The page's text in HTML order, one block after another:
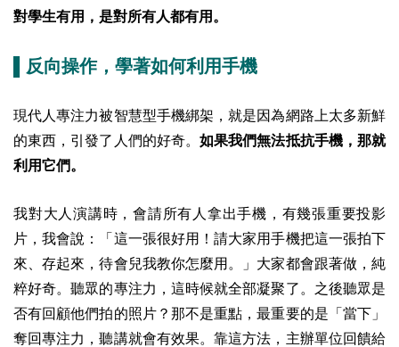
對學生有用，是對所有人都有用。
▌反向操作，學著如何利用手機
現代人專注力被智慧型手機綁架，就是因為網路上太多新鮮
的東西，引發了人們的好奇。如果我們無法抵抗手機，那就
利用它們。
我對大人演講時，會請所有人拿出手機，有幾張重要投影
片，我會說：「這一張很好用！請大家用手機把這一張拍下
來、存起來，待會兒我教你怎麼用。」大家都會跟著做，純
粹好奇。聽眾的專注力，這時候就全部凝聚了。之後聽眾是
否有回顧他們拍的照片？那不是重點，最重要的是「當下」
奪回專注力，聽講就會有效果。靠這方法，主辦單位回饋給